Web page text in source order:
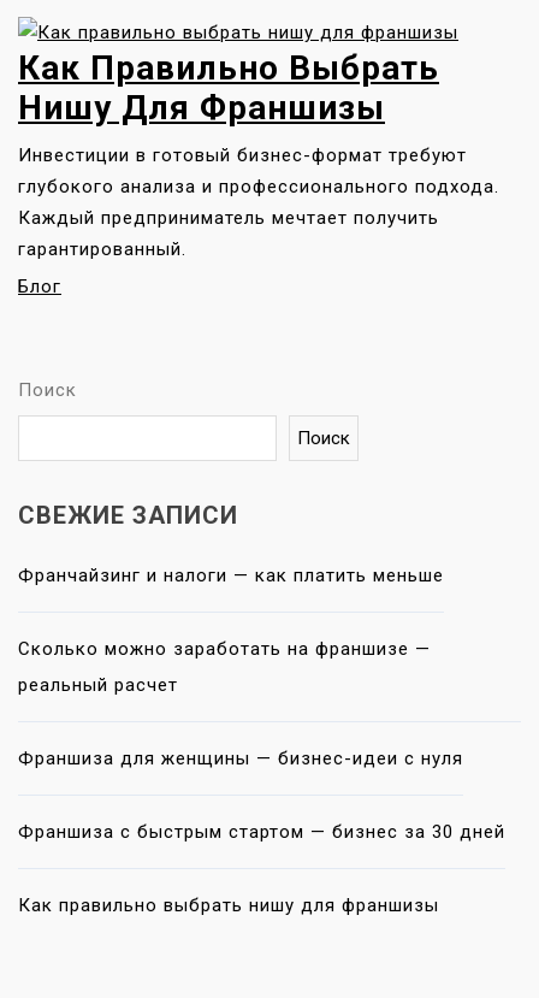
Как Правильно Выбрать
Нишу Для Франшизы
Инвестиции в готовый бизнес-формат требуют
глубокого анализа и профессионального подхода.
Каждый предприниматель мечтает получить
гарантированный.
Блог
Поиск
Поиск
СВЕЖИЕ ЗАПИСИ
Франчайзинг и налоги — как платить меньше
Сколько можно заработать на франшизе —
реальный расчет
Франшиза для женщины — бизнес-идеи с нуля
Франшиза с быстрым стартом — бизнес за 30 дней
Как правильно выбрать нишу для франшизы